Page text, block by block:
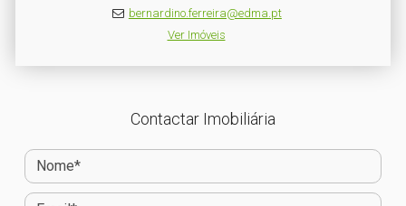
bernardino.ferreira@edma.pt
Ver Imóveis
Contactar Imobiliária